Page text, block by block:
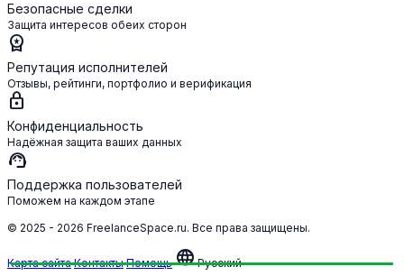
Безопасные сделки
Защита интересов обеих сторон
workspace_premium
Репутация исполнителей
Отзывы, рейтинги, портфолио и верификация
lock
Конфиденциальность
Надёжная защита ваших данных
support_agent
Поддержка пользователей
Поможем на каждом этапе
© 2025 - 2026 FreelanceSpace.ru. Все права защищены.
Карта сайта Контакты Помощь languageРусский